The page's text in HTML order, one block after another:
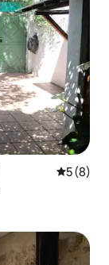
คะแนนเฉ
5 (8)